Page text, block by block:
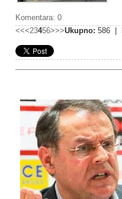
Komentara: 0
<<<23456>>>Ukupno: 586 |